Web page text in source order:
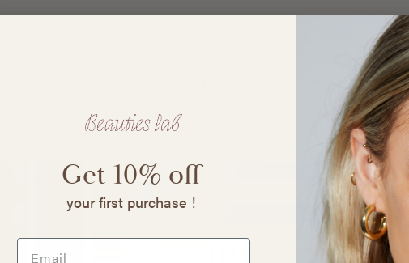
GOODEE, le nouveau projet des jumeaux co-
Les Essentiels, Byron et Dexter Peart. Originaires
Montréal qu’ils ont ouvert leur première boutique
Want
de se propulser vers Toronto, Vancouver puis New York.
Get 10% off
your first purchase !